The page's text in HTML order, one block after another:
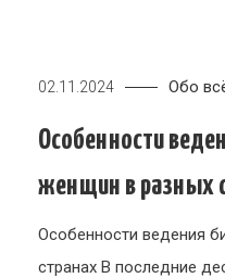
02.11.2024 Обо
Особенности
женщин в разных
Особенности ведения
странах В последние